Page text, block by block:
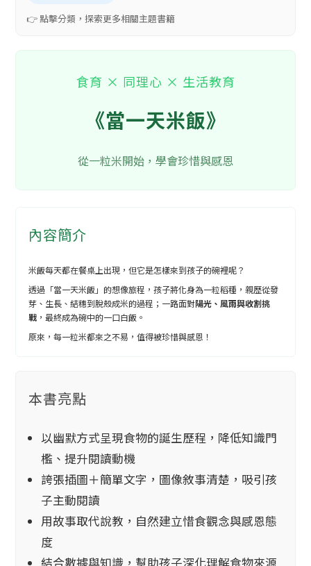
👉 點擊分類，探索更多相關主題書籍
食育 × 同理心 × 生活教育
《當一天米飯》
從一粒米開始，學會珍惜與感恩
內容簡介
米飯每天都在餐桌上出現，但它是怎樣來到孩子的碗裡呢？
透過「當一天米飯」的想像旅程，孩子將化身為一粒稻種，親歷從發
芽、生長、結穗到脫殼成米的過程；一路面對陽光、風雨與收割挑
戰 ，最終成為碗中的一口白飯。
原來，每一粒米都來之不易，值得被珍惜與感恩！
本書亮點
以幽默方式呈現食物的誕生歷程，降低知識門
檻、提升閱讀動機
誇張插圖＋簡單文字，圖像敘事清楚，吸引孩
子主動閱讀
用故事取代說教，自然建立惜食觀念與感恩態
度